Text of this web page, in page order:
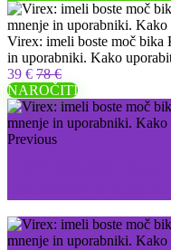
Virex: imeli boste moč bika
in uporabniki. Kako
39 € 78 €
NAROČITI
Previous